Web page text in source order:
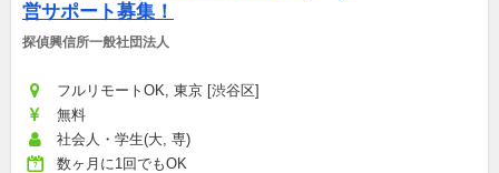
営サポート募集！
探偵興信所一般社団法人
フルリモートOK, 東京 [渋谷区]
無料
社会人・学生(大, 専)
数ヶ月に1回でもOK